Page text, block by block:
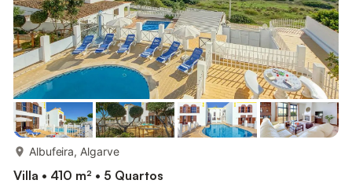
Albufeira, Algarve
Villa • 410 m² • 5 Quartos